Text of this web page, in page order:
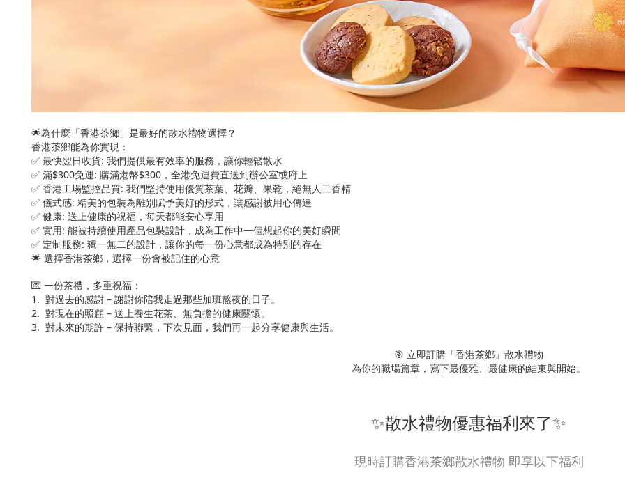
🌟為什麼「香港茶鄉」是最好的散水禮物選擇？
香港茶鄉能為你實現：
✅ 最快翌日收貨: 我們提供最有效率的服務，讓你輕鬆散水
✅ 滿$300免運: 購滿港幣$300，全港免運費直送到辦公室或府上
✅ 香港工場監控品質: 我們堅持使用優質茶葉、花瓣、果乾，絕無人工香精
✅ 儀式感: 精美的包裝為離別賦予美好的形式，讓感謝被用心傳達
✅ 健康: 送上健康的祝福，每天都能安心享用
✅ 實用: 能被持續使用產品包裝設計，成為工作中一個想起你的美好瞬間
✅ 定制服務: 獨一無二的設計，讓你的每一份心意都成為特別的存在
🌟 選擇香港茶鄉，選擇一份會被記住的心意
💌 一份茶禮，多重祝福：
1. 對過去的感謝 – 謝謝你陪我走過那些加班熬夜的日子。
2. 對現在的照顧 – 送上養生花茶、無負擔的健康關懷。
3. 對未來的期許 – 保持聯繫，下次見面，我們再一起分享健康與生活。
🎯 立即訂購「香港茶鄉」散水禮物
為你的職場篇章，寫下最優雅、最健康的結束與開始。
✨散水禮物優惠福利來了✨
現時訂購香港茶鄉散水禮物 即享以下福利